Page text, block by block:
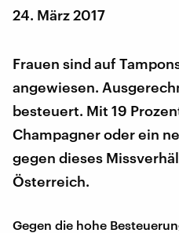
24. März 2017
Frauen sind auf
angewiesen.
besteuert. Mit 19
Champagner oder ein
gegen dieses
Österreich.
Gegen die hohe